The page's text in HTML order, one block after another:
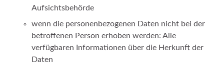
Aufsichtsbehörde
wenn die personenbezogenen Daten nicht bei der
betroffenen Person erhoben werden: Alle
verfügbaren Informationen über die Herkunft der
Daten